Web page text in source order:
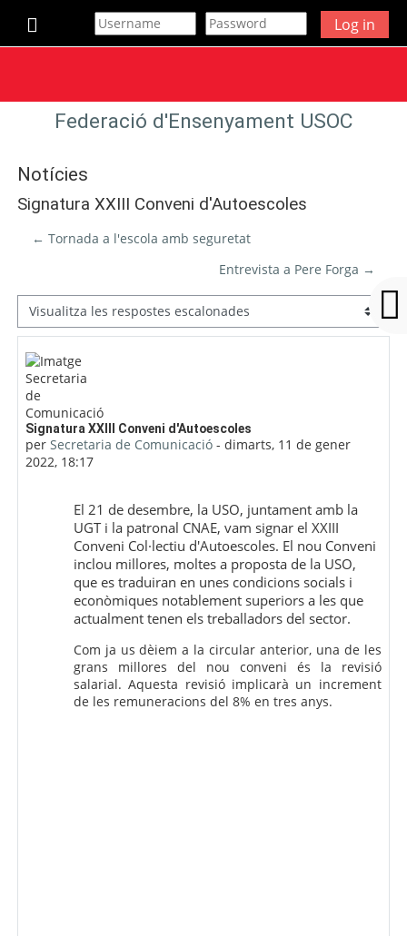
Ves al contingut principal
Panell lateral
Log in
Federació d'Ensenyament USOC
Notícies
Signatura XXIII Conveni d'Autoescoles
← Tornada a l'escola amb seguretat
Entrevista a Pere Forga →
Mode de visualització
Signatura XXIII Conveni d'Autoescoles
perSecretaria de Comunicació -dimarts, 11 de gener
2022, 18:17
Nombre de respostes: 0
El 21 de desembre, la USO, juntament amb la
UGT i la patronal CNAE, vam signar el XXIII
Conveni Col·lectiu d'Autoescoles. El nou Conveni
inclou millores, moltes a proposta de la USO,
que es traduiran en unes condicions socials i
econòmiques notablement superiors a les que
actualment tenen els treballadors del sector.
Com ja us dèiem a la circular anterior, una de les
grans millores del nou conveni és la revisió
salarial. Aquesta revisió implicarà un increment
de les remuneracions del 8% en tres anys.